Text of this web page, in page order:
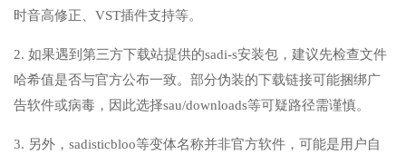
时音高修正、VST插件支持等。
2. 如果遇到第三方下载站提供的sadi-s安装包，建议先检查文件
哈希值是否与官方公布一致。部分伪装的下载链接可能捆绑广
告软件或病毒，因此选择sau/downloads等可疑路径需谨慎。
3. 另外，sadisticbloo等变体名称并非官方软件，可能是用户自